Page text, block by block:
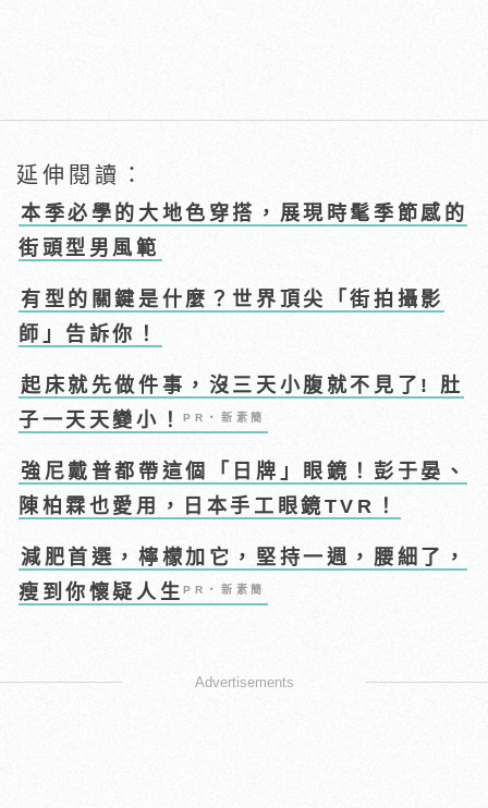
延伸閱讀：
本季必學的大地色穿搭，展現時髦季節感的
街頭型男風範
有型的關鍵是什麼？世界頂尖「街拍攝影
師」告訴你！
起床就先做件事，沒三天小腹就不見了! 肚
子一天天變小！PR・新素簡
強尼戴普都帶這個「日牌」眼鏡！彭于晏、
陳柏霖也愛用，日本手工眼鏡TVR！
減肥首選，檸檬加它，堅持一週，腰細了，
瘦到你懷疑人生PR・新素簡
Advertisements